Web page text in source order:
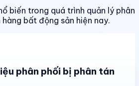
biến trong quá trình quản lý phân
bất động sản hiện nay.
phân phối bị phân tán